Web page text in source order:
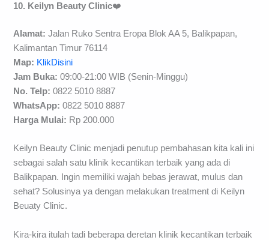
10. Keilyn Beauty Clinic❤️
Alamat: Jalan Ruko Sentra Eropa Blok AA 5, Balikpapan,
Kalimantan Timur 76114
Map: KlikDisini
Jam Buka: 09:00-21:00 WIB (Senin-Minggu)
No. Telp: 0822 5010 8887
WhatsApp: 0822 5010 8887
Harga Mulai: Rp 200.000
Keilyn Beauty Clinic menjadi penutup pembahasan kita kali ini
sebagai salah satu klinik kecantikan terbaik yang ada di
Balikpapan. Ingin memiliki wajah bebas jerawat, mulus dan
sehat? Solusinya ya dengan melakukan treatment di Keilyn
Beuaty Clinic.
Kira-kira itulah tadi beberapa deretan klinik kecantikan terbaik